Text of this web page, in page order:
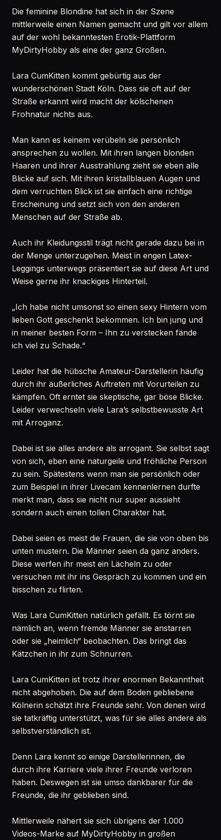
Die feminine Blondine hat sich in der Szene
mittlerweile einen Namen gemacht und gilt vor allem
auf der wohl bekanntesten Erotik-Plattform
MyDirtyHobby als eine der ganz Großen.
Lara CumKitten kommt gebürtig aus der
wunderschönen Stadt Köln. Dass sie oft auf der
Straße erkannt wird macht der kölschenen
Frohnatur nichts aus.
Man kann es keinem verübeln sie persönlich
ansprechen zu wollen. Mit ihren langen blonden
Haaren und ihrer Ausstrahlung zieht sie eben alle
Blicke auf sich. Mit ihren kristallblauen Augen und
dem verruchten Blick ist sie einfach eine richtige
Erscheinung und setzt sich von den anderen
Menschen auf der Straße ab.
Auch ihr Kleidungsstil trägt nicht gerade dazu bei in
der Menge unterzugehen. Meist in engen Latex-
Leggings unterwegs präsentiert sie auf diese Art und
Weise gerne ihr knackiges Hinterteil.
„Ich habe nicht umsonst so einen sexy Hintern vom
lieben Gott geschenkt bekommen. Ich bin jung und
in meiner besten Form – Ihn zu verstecken fände
ich viel zu Schade.“
Leider hat die hübsche Amateur-Darstellerin häufig
durch ihr äußerliches Auftreten mit Vorurteilen zu
kämpfen. Oft erntet sie skeptische, gar böse Blicke.
Leider verwechseln viele Lara’s selbstbewusste Art
mit Arroganz.
Dabei ist sie alles andere als arrogant. Sie selbst sagt
von sich, eben eine naturgeile und fröhliche Person
zu sein. Spätestens wenn man sie persönlich oder
zum Beispiel in ihrer Livecam kennenlernen durfte
merkt man, dass sie nicht nur super aussieht
sondern auch einen tollen Charakter hat.
Dabei seien es meist die Frauen, die sie von oben bis
unten mustern. Die Männer seien da ganz anders.
Diese werfen ihr meist ein Lächeln zu oder
versuchen mit ihr ins Gespräch zu kommen und ein
bisschen zu flirten.
Was Lara CumKitten natürlich gefällt. Es törnt sie
nämlich an, wenn fremde Männer sie anstarren
oder sie „heimlich“ beobachten. Das bringt das
Kätzchen in ihr zum Schnurren.
Lara CumKitten ist trotz ihrer enormen Bekanntheit
nicht abgehoben. Die auf dem Boden gebliebene
Kölnerin schätzt ihre Freunde sehr. Von denen wird
sie tatkräftig unterstützt, was für sie alles andere als
selbstverständlich ist.
Denn Lara kennt so einige Darstellerinnen, die
durch ihre Karriere viele ihrer Freunde verloren
haben. Deswegen ist sie umso dankbarer für die
Freunde, die ihr geblieben sind.
Mittlerweile nähert sie sich übrigens der 1.000
Videos-Marke auf MyDirtyHobby in großen